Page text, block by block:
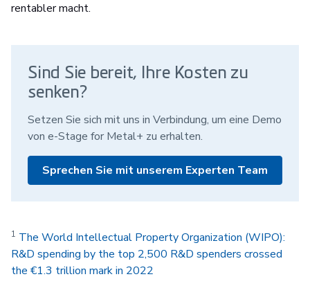
rentabler macht.
Sind Sie bereit, Ihre Kosten zu
senken?
Setzen Sie sich mit uns in Verbindung, um eine Demo
von e-Stage for Metal+ zu erhalten.
Sprechen Sie mit unserem Experten Team
1 The World Intellectual Property Organization (WIPO):
R&D spending by the top 2,500 R&D spenders crossed
the €1.3 trillion mark in 2022